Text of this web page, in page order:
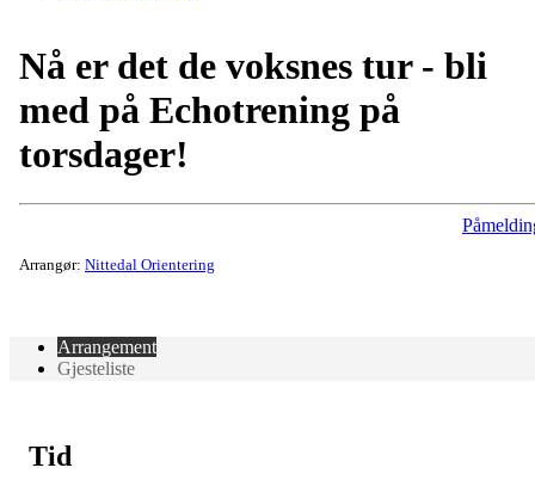
Nå er det de voksnes tur - bli
med på Echotrening på
torsdager!
Arrangør: Nittedal Orientering
Arrangement
Gjesteliste
Tid